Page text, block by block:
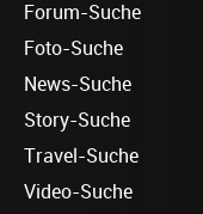
Forum-Suche
Foto-Suche
News-Suche
Story-Suche
Travel-Suche
Video-Suche